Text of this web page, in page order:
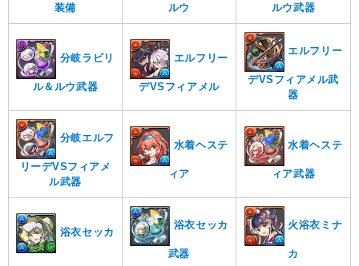
装備 ルウ ルウ武器
分岐ラビリ
ル＆ルウ武器
エルフリー
デVSフィアメル
エルフリー
デVSフィアメル武
器
分岐エルフ
リーデVSフィアメ
ル武器
水着ヘステ
ィア
水着ヘステ
ィア武器
浴衣セッカ
浴衣セッカ
武器
火浴衣ミナ
カ